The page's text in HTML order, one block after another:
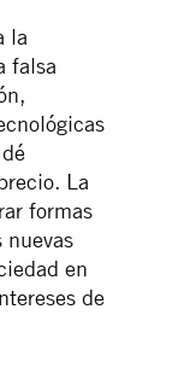
la
falsa
La
formas
nuevas
en
de